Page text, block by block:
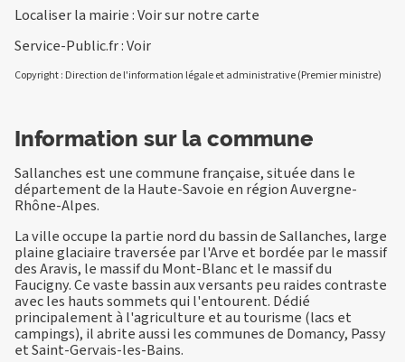
Localiser la mairie :Voir sur notre carte
Service-Public.fr :Voir
Copyright : Direction de l'information légale et administrative (Premier ministre)
Information sur la commune
Sallanches est une commune française, située dans le
département de la Haute-Savoie en région Auvergne-
Rhône-Alpes.
La ville occupe la partie nord du bassin de Sallanches, large
plaine glaciaire traversée par l'Arve et bordée par le massif
des Aravis, le massif du Mont-Blanc et le massif du
Faucigny. Ce vaste bassin aux versants peu raides contraste
avec les hauts sommets qui l'entourent. Dédié
principalement à l'agriculture et au tourisme (lacs et
campings), il abrite aussi les communes de Domancy, Passy
et Saint-Gervais-les-Bains.